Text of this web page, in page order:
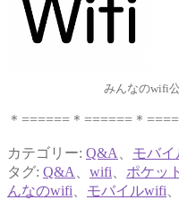
みんなのwifi
＊======＊======＊
カテゴリー: Q&A
モバイ
タグ: Q&A wifi ポケッ
んなのwifi
モバイルwifi